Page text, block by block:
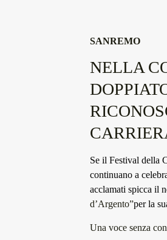
SANREMO
NELLA
Se il Festival della
continuano a
acclamati spicca il
d’Argento”per la
Una voce senza